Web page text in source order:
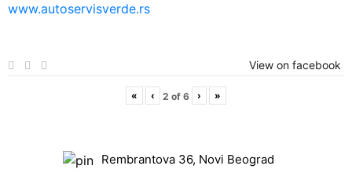
www.autoservisverde.rs
View on facebook
« ‹ 2 of 6 › »
Rembrantova 36, Novi Beograd